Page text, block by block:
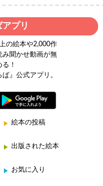
プリ
の絵本や2,000作
み聞かせ動画が無
！
ば』公式アプリ。
絵本の投稿
出版された絵本
お気に入り